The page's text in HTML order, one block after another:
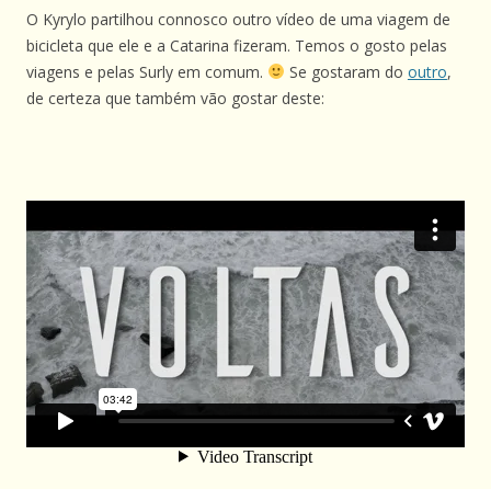
O Kyrylo partilhou connosco outro vídeo de uma viagem de
bicicleta que ele e a Catarina fizeram. Temos o gosto pelas
viagens e pelas Surly em comum.
Se gostaram do outro,
de certeza que também vão gostar deste: